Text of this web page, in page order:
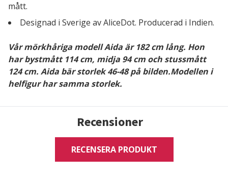
mått.
Designad i Sverige av AliceDot. Producerad i Indien.
Vår mörkhåriga modell Aida är 182 cm lång. Hon
har bystmått 114 cm, midja 94 cm och stussmått
124 cm. Aida bär storlek 46-48 på bilden.Modellen i
helfigur har samma storlek.
Recensioner
RECENSERA PRODUKT